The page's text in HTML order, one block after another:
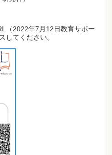
（2022年7月12日教育サポー
してください。